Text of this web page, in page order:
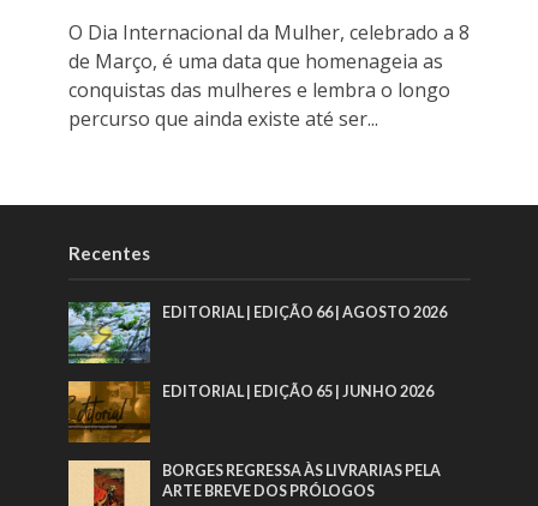
O Dia Internacional da Mulher, celebrado a 8
de Março, é uma data que homenageia as
conquistas das mulheres e lembra o longo
percurso que ainda existe até ser...
Recentes
EDITORIAL | EDIÇÃO 66 | AGOSTO 2026
EDITORIAL | EDIÇÃO 65 | JUNHO 2026
BORGES REGRESSA ÀS LIVRARIAS PELA
ARTE BREVE DOS PRÓLOGOS